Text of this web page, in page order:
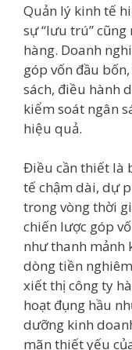
Quản lý kinh tế
sự “lưu trú”
hàng. Doanh
góp vốn đầu
sách, điều hành
kiểm soát ngân
hiệu quả.
Điều cần thiết là
tế chậm dài, dự
trong vòng thời
chiến lược góp
như thanh mảnh
dòng tiền
xiết thị công ty
hoạt đụng hầu
dưỡng kinh
mãn thiết yếu